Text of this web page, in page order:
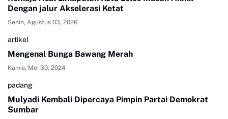
Dengan jalur Akselerasi Ketat
Senin, Agustus 03, 2026
artikel
Mengenal Bunga Bawang Merah
Kamis, Mei 30, 2024
padang
Mulyadi Kembali Dipercaya Pimpin Partai Demokrat
Sumbar